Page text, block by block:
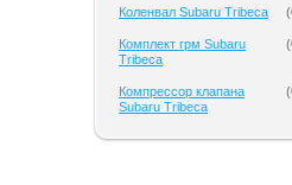
Коленвал Subaru Tribeca (
Комплект грм Subaru
Tribeca
(
Компрессор клапана
Subaru Tribeca
(